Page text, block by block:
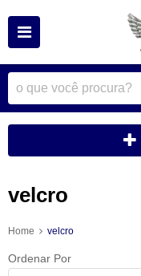
velcro
Home velcro
Ordenar Por